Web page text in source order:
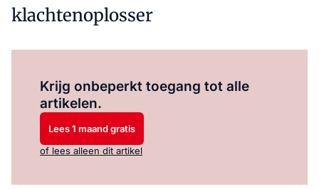
klachtenoplosser
Krijg onbeperkt toegang tot alle
artikelen.
Lees 1 maand gratis
of lees alleen dit artikel